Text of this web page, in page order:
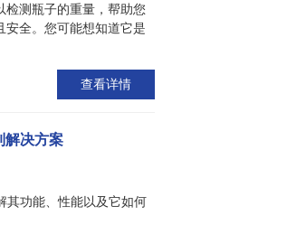
检测瓶子的重量，帮助您
安全。您可能想知道它是
查看详情
解决方案
其功能、性能以及它如何